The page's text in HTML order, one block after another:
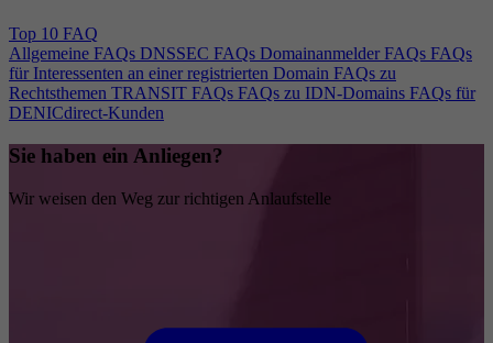
Top 10 FAQ
Allgemeine FAQs DNSSEC FAQs Domainanmelder FAQs FAQs
für Interessenten an einer registrierten Domain FAQs zu
Rechtsthemen TRANSIT FAQs FAQs zu IDN-Domains FAQs für
DENICdirect-Kunden
Sie haben ein Anliegen?
Wir weisen den Weg zur richtigen Anlaufstelle